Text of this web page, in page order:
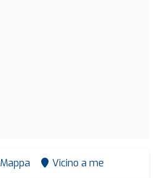
Mappa Vicino a me